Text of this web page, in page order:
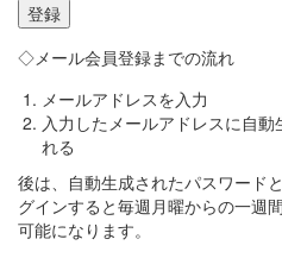
◇メール会員登録までの流れ
メールアドレスを入力
入力したメールアドレスに自
れる
後は、自動生成されたパスワード
グインすると毎週月曜からの一週
可能になります。